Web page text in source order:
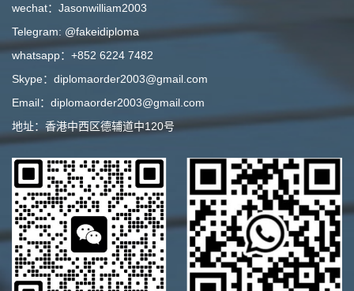
wechat：Jasonwilliam2003
Telegram: @fakeidiploma
whatsapp：+852 6224 7482
Skype：diplomaorder2003@gmail.com
Email：diplomaorder2003@gmail.com
地址：香港中西区德辅道中120号